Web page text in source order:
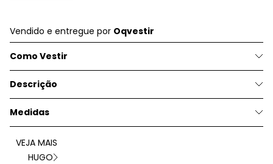
Vendido e entregue por Oqvestir
Como Vestir
Descrição
Medidas
VEJA MAIS
HUGO